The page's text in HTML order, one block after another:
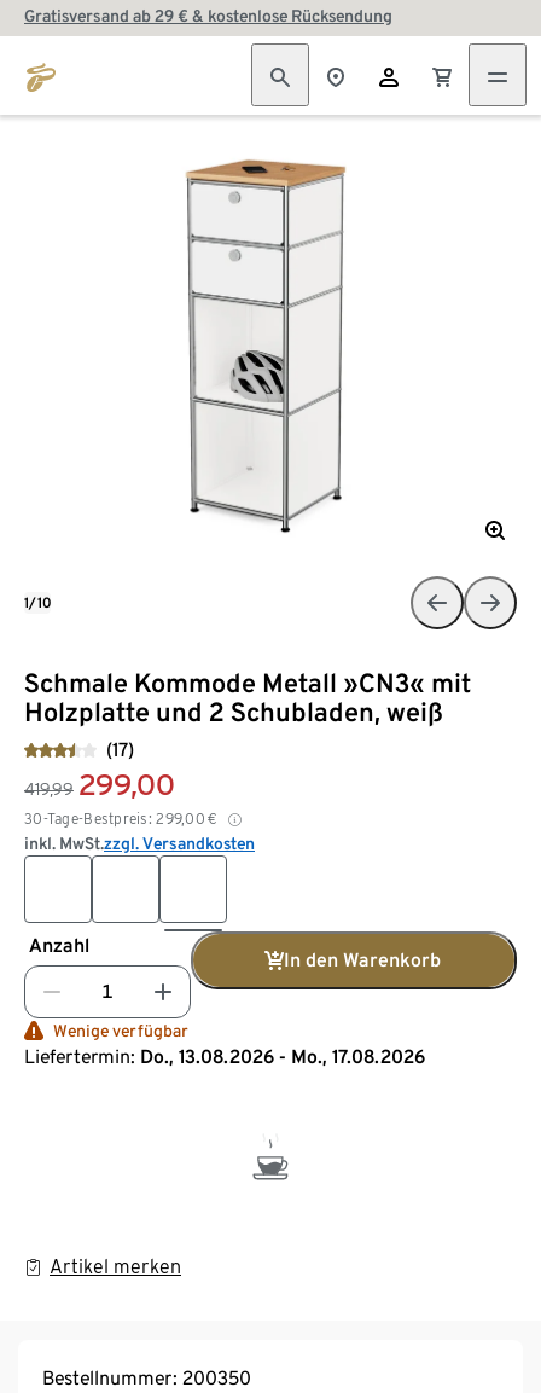
Gratisversand ab 29 € & kostenlose Rücksendung
Schmale Kommode Metall »CN3« mit
Holzplatte und 2 Schubladen, weiß
(17)
419,99 299,00
30-Tage-Bestpreis: 299,00 €
inkl. MwSt.zzgl. Versandkosten
Anzahl
In den Warenkorb
Wenige verfügbar
Liefertermin: Do., 13.08.2026 - Mo., 17.08.2026
Artikel merken
1/10
Bestellnummer: 200350